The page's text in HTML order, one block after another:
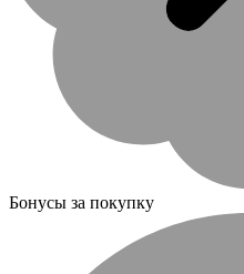
Бонусы за покупку